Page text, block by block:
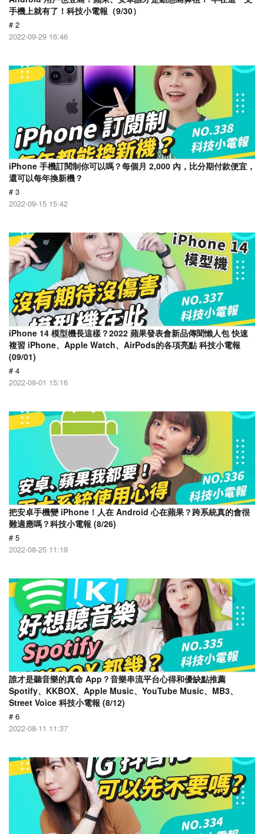
手機上就有了！科技小電報（9/30）
# 2
2022-09-29 16:46
iPhone 手機訂閱制你可以嗎？每個月 2,000 內，比分期付款便宜，
還可以每年換新機？
# 3
2022-09-15 15:42
iPhone 14 模型機長這樣？2022 蘋果發表會新品傳聞懶人包 快速
複習 iPhone、Apple Watch、AirPods的各項亮點 科技小電報
(09/01)
# 4
2022-09-01 15:16
把安卓手機變 iPhone！人在 Android 心在蘋果？跨系統真的會很
難適應嗎？科技小電報 (8/26)
# 5
2022-08-25 11:19
誰才是聽音樂的真命 App？音樂串流平台心得和優缺點推薦
Spotify、KKBOX、Apple Music、YouTube Music、MB3、
Street Voice 科技小電報 (8/12)
# 6
2022-08-11 11:37